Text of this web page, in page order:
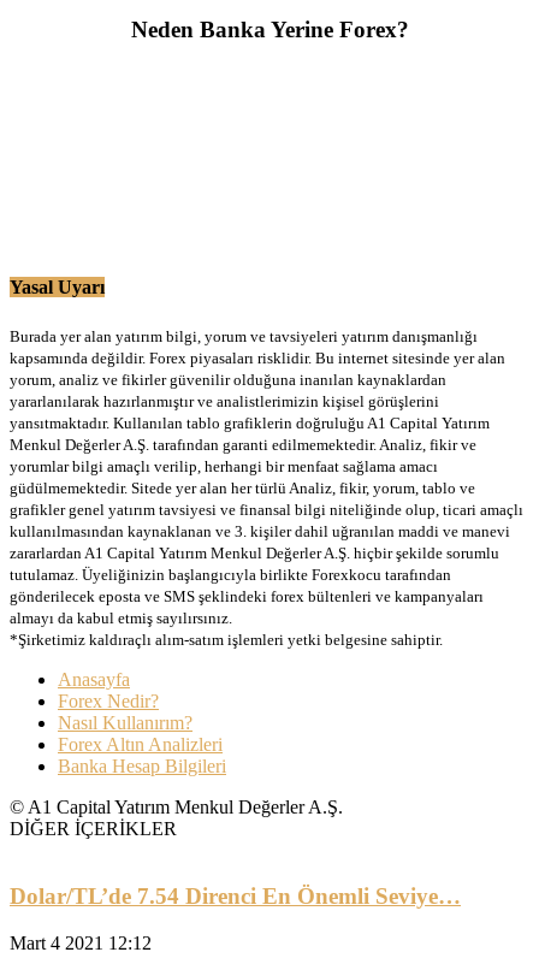
Neden Banka Yerine Forex?
Yasal Uyarı
Burada yer alan yatırım bilgi, yorum ve tavsiyeleri yatırım danışmanlığı
kapsamında değildir. Forex piyasaları risklidir. Bu internet sitesinde yer alan
yorum, analiz ve fikirler güvenilir olduğuna inanılan kaynaklardan
yararlanılarak hazırlanmıştır ve analistlerimizin kişisel görüşlerini
yansıtmaktadır. Kullanılan tablo grafiklerin doğruluğu A1 Capital Yatırım
Menkul Değerler A.Ş. tarafından garanti edilmemektedir. Analiz, fikir ve
yorumlar bilgi amaçlı verilip, herhangi bir menfaat sağlama amacı
güdülmemektedir. Sitede yer alan her türlü Analiz, fikir, yorum, tablo ve
grafikler genel yatırım tavsiyesi ve finansal bilgi niteliğinde olup, ticari amaçlı
kullanılmasından kaynaklanan ve 3. kişiler dahil uğranılan maddi ve manevi
zararlardan A1 Capital Yatırım Menkul Değerler A.Ş. hiçbir şekilde sorumlu
tutulamaz. Üyeliğinizin başlangıcıyla birlikte Forexkocu tarafından
gönderilecek eposta ve SMS şeklindeki forex bültenleri ve kampanyaları
almayı da kabul etmiş sayılırsınız.
*Şirketimiz kaldıraçlı alım-satım işlemleri yetki belgesine sahiptir.
Anasayfa
Forex Nedir?
Nasıl Kullanırım?
Forex Altın Analizleri
Banka Hesap Bilgileri
© A1 Capital Yatırım Menkul Değerler A.Ş.
DİĞER İÇERİKLER
Dolar/TL’de 7.54 Direnci En Önemli Seviye…
Mart 4 2021 12:12